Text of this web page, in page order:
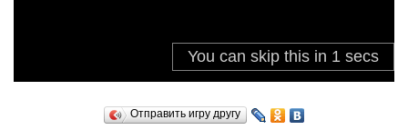
Отправить игру другу